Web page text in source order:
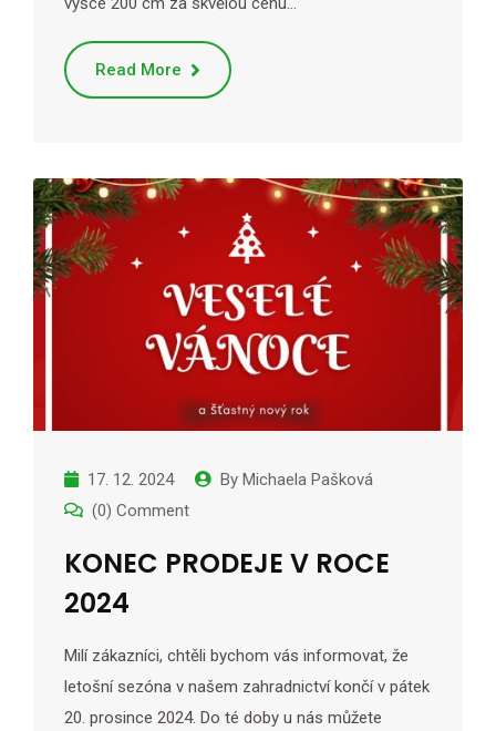
Read More
17. 12. 2024 By Michaela Pašková
(0) Comment
KONEC PRODEJE V ROCE
2024
Milí zákazníci, chtěli bychom vás informovat, že
letošní sezóna v našem zahradnictví končí v pátek
20. prosince 2024. Do té doby u nás můžete